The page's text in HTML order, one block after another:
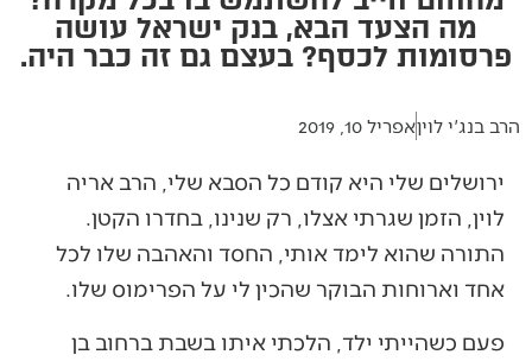
מה הצעד הבא, בנק ישראל עושה
פרסומות לכסף? בעצם גם זה כבר היה.
הרב בנג'י לויןאפריל 10, 2019
ירושלים שלי היא קודם כל הסבא שלי, הרב אריה
לוין, הזמן שגרתי אצלו, רק שנינו, בחדרו הקטן.
התורה שהוא לימד אותי, החסד והאהבה שלו לכל
אחד וארוחות הבוקר שהכין לי על הפרימוס שלו.
פעם כשהייתי ילד, הלכתי איתו בשבת ברחוב בן